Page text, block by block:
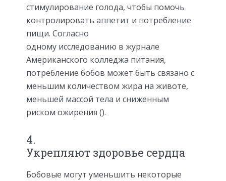
стимулирование голода, чтобы помочь
контролировать аппетит и потребление
пищи. Согласно
одному исследованию в журнале
Американского колледжа питания,
потребление бобов может быть связано с
меньшим количеством жира на животе,
меньшей массой тела и сниженным
риском ожирения ().
4.
Укрепляют здоровье сердца
Бобовые могут уменьшить некоторые